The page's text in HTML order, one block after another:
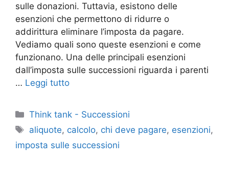
sulle donazioni. Tuttavia, esistono delle
esenzioni che permettono di ridurre o
addirittura eliminare l’imposta da pagare.
Vediamo quali sono queste esenzioni e come
funzionano. Una delle principali esenzioni
dall’imposta sulle successioni riguarda i parenti
… Leggi tutto
Categorie
Think tank - Successioni
Tag
aliquote, calcolo, chi deve pagare, esenzioni,
imposta sulle successioni